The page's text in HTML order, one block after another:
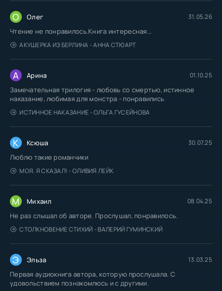
О Олег 31.05.26
Чтение не понравилось.Книга интересная...
АКУШЕРКА ИЗ БЕРЛИНА - АННА СТЮАРТ
А Арина 01.10.25
Замечательная трилогия - любовь со смертью, истинное
наказание, любимая для монстра - понравились
ИСТИННОЕ НАКАЗАНИЕ - ОЛЬГА ГУСЕЙНОВА
К Ксюша 30.07.25
Люблю такие романчики
МОЯ. Я СКАЗАЛ! - ОЛИВИЯ ЛЕЙК
М Михаил 08.04.25
Не раз слышал об авторе. Прослушал, понравилось.
СТОЛКНОВЕНИЕ СТИХИЙ - ВАЛЕРИЙ ГУМИНСКИЙ
Э Эльза 13.03.25
Первая аудиокнига автора, которую прослушала. С
удовольствием познакомлюсь и с другими.